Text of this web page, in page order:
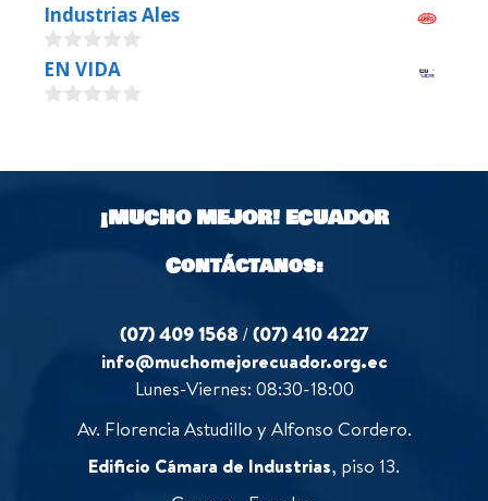
0
o
u
t
o
f
Industrias Ales
0
o
u
5
EN VIDA
t
¡MUCHO MEJOR!ECUADOR
Contáctanos:
(07) 409 1568 /(07) 410 4227
info@muchomejorecuador.org.ec
Lunes-Viernes: 08:30-18:00
Av. Florencia Astudillo y Alfonso Cordero.
Edificio Cámara de Industrias, piso 13.